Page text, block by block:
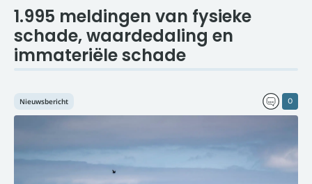
1.995 meldingen van fysieke
schade, waardedaling en
immateriële schade
0
Nieuwsbericht